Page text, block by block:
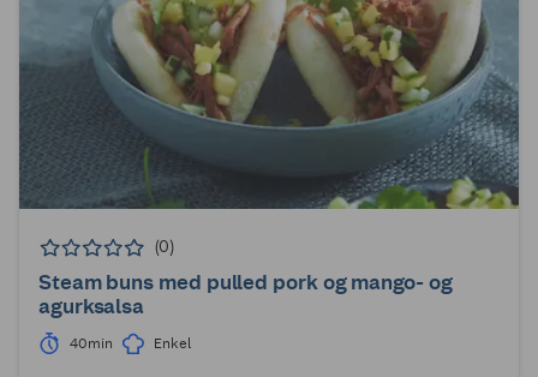
(0)
Steam buns med pulled pork og mango- og
agurksalsa
40min Enkel